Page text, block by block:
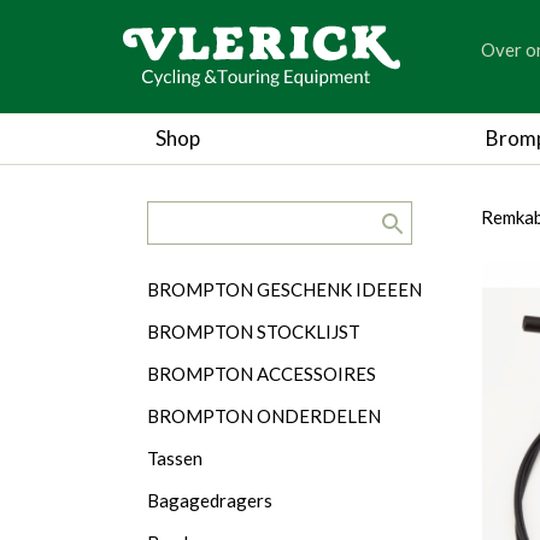
Over
Shop
Categorieën
BROMPTON GESCHENK IDEEEN
BROMPTON STOCKLIJST
BROMPTON ACCESSOIRES
BROMPTON ONDERDELEN
Tassen
Bagagedragers